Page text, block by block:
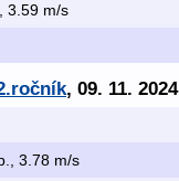
3.59 m/s
, 09. 11. 2024
3.78 m/s